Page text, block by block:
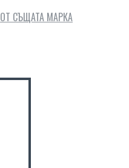
ОТ СЪЩАТА МАРКА